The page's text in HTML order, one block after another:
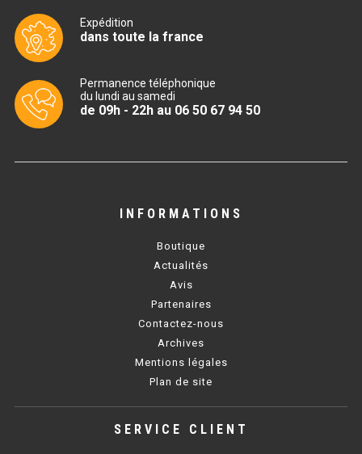
BAIN MARIE 900 ÉLECTRIQUE
CHAUFFE FRITES
CHAUFFE FRITES SÉRIE UOC
PLAQUE SÉRIE UOC
PLAQUE 600 GAZ
PLAQUE 650 GAZ
PLAQUE 700 GAZ
PLAQUE 900 GAZ
Expédition
dans toute la france
Permanence téléphonique
du lundi au samedi
de 09h - 22h au 06 50 67 94 50
INFORMATIONS
Boutique
Actualités
Avis
Partenaires
Contactez-nous
Archives
Mentions légales
Plan de site
SERVICE CLIENT